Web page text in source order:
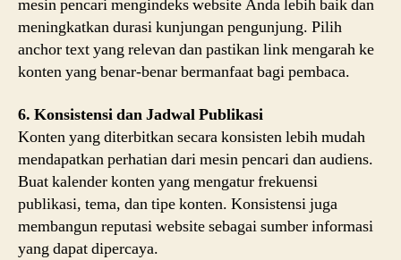
mesin pencari mengindeks website Anda lebih baik dan
meningkatkan durasi kunjungan pengunjung. Pilih
anchor text yang relevan dan pastikan link mengarah ke
konten yang benar-benar bermanfaat bagi pembaca.
6. Konsistensi dan Jadwal Publikasi
Konten yang diterbitkan secara konsisten lebih mudah
mendapatkan perhatian dari mesin pencari dan audiens.
Buat kalender konten yang mengatur frekuensi
publikasi, tema, dan tipe konten. Konsistensi juga
membangun reputasi website sebagai sumber informasi
yang dapat dipercaya.